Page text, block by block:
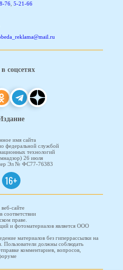
76, 5-21-66
соцсетях
имя сайта
федеральной службой
технологий
26 июля
Эл № ФС77-76383
16+
сайте
соответствии
праве.
и фотоматериалов является ООО
материалов без гиперрассылки на
Пользователи должны соблюдать
комментариев, вопросов,